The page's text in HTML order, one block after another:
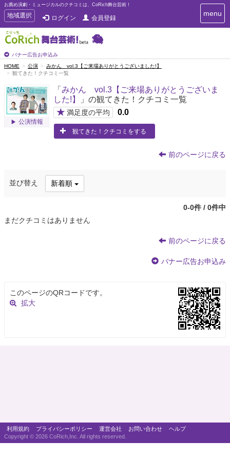
お薦め演劇・ミュージカルのクチコミは、CoRich舞台芸術！
T
o
g
g
e
n
a
i
g
a
地域選択 ログイン 会員登録
バナー広告お申込み
T
o
v
o
menu
HOME 公演
みかん vol.3【ご来場ありがとうございました!】
観てきた！クチコミ一覧
公演情報
「 みかん vol.3【ご来場ありがとうございま
した!】
」の観てきた！クチコミ一覧
★ 満足度の平均 0.0
観てきた！クチコミをする
前のページに戻る
並び替え 新着順
0-0件 / 0件中
まだクチコミはありません
前のページに戻る
バナー広告お申込み
このページのQRコードです。
拡大
利用規約 プライバシーポリシー 運営会社 お問い合わせ
ヘルプ
Copyright © 2026 CoRich,Inc. All rights reserved.